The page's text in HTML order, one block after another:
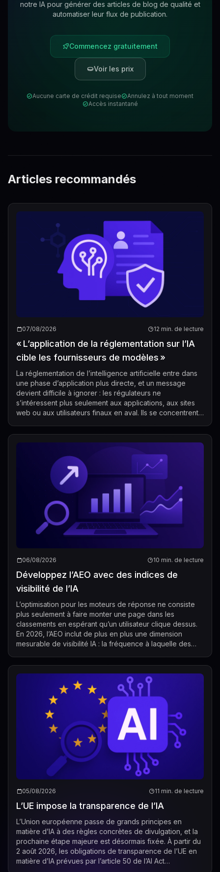
notre IA pour générer des articles de blog de qualité et
automatiser leur flux de publication.
Commencez gratuitement
Voir les prix
Aucune carte de crédit requise
Annulez à tout moment
Accès instantané
Articles recommandés
07/08/2026 12 min. de lecture
« L’application de la réglementation sur l’IA
cible les fournisseurs de modèles »
La réglementation de l’intelligence artificielle entre dans
une phase d’application plus directe, et un message
devient difficile à ignorer : les régulateurs ne
s’intéressent plus seulement aux applications, aux sites
web ou aux utilisateurs finaux en aval. Ils se concentrent
06/08/2026 10 min. de lecture
Développez l’AEO avec des indices de
visibilité de l’IA
L’optimisation pour les moteurs de réponse ne consiste
plus seulement à faire monter une page dans les
classements en espérant qu’un utilisateur clique dessus.
En 2026, l’AEO inclut de plus en plus une dimension
mesurable de visibilité IA : la fréquence à laquelle des
05/08/2026 11 min. de lecture
L’UE impose la transparence de l’IA
L’Union européenne passe de grands principes en
matière d’IA à des règles concrètes de divulgation, et la
prochaine étape majeure est désormais fixée. À partir du
2 août 2026, les obligations de transparence de l’UE en
matière d’IA prévues par l’article 50 de l’AI Act